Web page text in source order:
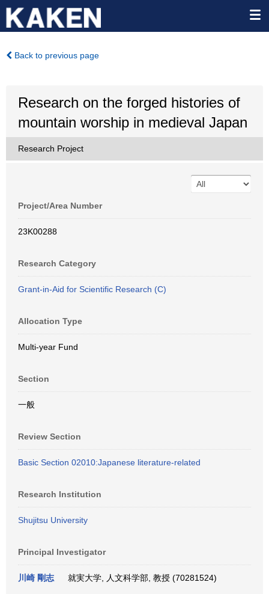
Back to previous page
Research on the forged histories of
mountain worship in medieval Japan
Research Project
Project/Area Number
23K00288
Research Category
Grant-in-Aid for Scientific Research (C)
Allocation Type
Multi-year Fund
Section
一般
Review Section
Basic Section 02010:Japanese literature-related
Research Institution
Shujitsu University
Principal Investigator
川崎 剛志 就実大学, 人文科学部, 教授 (70281524)